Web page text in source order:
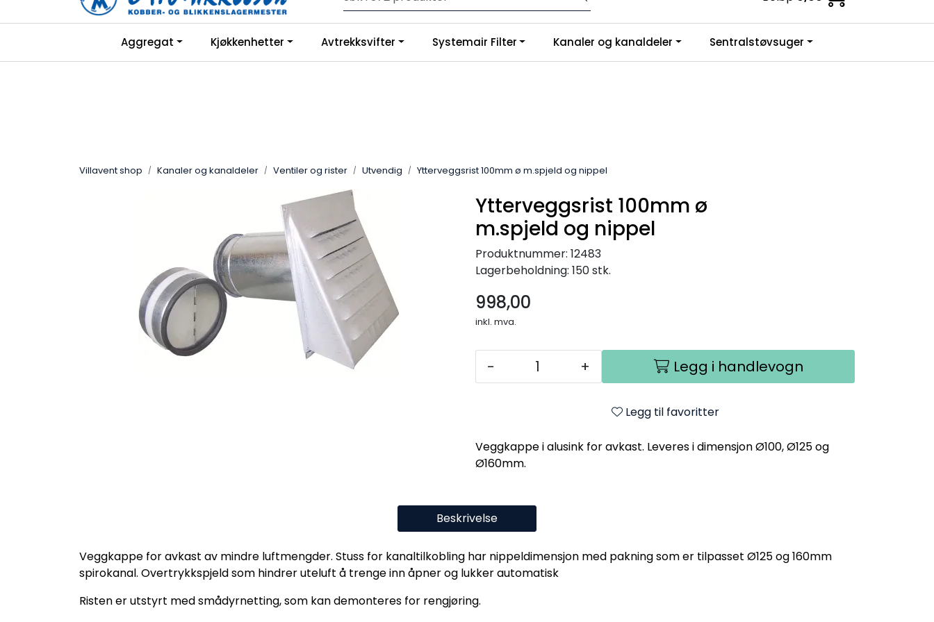
Skip to main content Gratis frakt på ordrer over 3.000 kr inkl.mva
Facebook | Hjemmeside Infosenter Favoritter
Aggregat Kjøkkenhetter Avtrekksvifter Systemair Filter Kanaler og kanaldeler Sentralstøvsuger
Villavent shop Kanaler og kanaldeler Ventiler og rister Utvendig Ytterveggsrist 100mm ø m.spjeld og nippel
Ytterveggsrist 100mm ø
m.spjeld og nippel
Produktnummer: 12483
Lagerbeholdning: 150 stk.
998,00
inkl. mva.
- + Legg i handlevogn
Legg til favoritter
Veggkappe i alusink for avkast. Leveres i dimensjon Ø100, Ø125 og
Ø160mm.
Beskrivelse
Veggkappe for avkast av mindre luftmengder. Stuss for kanaltilkobling har nippeldimensjon med pakning som er tilpasset Ø125 og 160mm
spirokanal. Overtrykkspjeld som hindrer uteluft å trenge inn åpner og lukker automatisk
Risten er utstyrt med smådyrnetting, som kan demonteres for rengjøring.